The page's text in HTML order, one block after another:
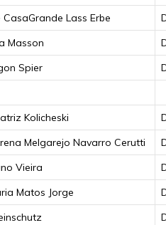
Lass Erbe
Masson
Spier
Kolicheski
Melgarejo Navarro Cerutti
Vieira
Matos Jorge